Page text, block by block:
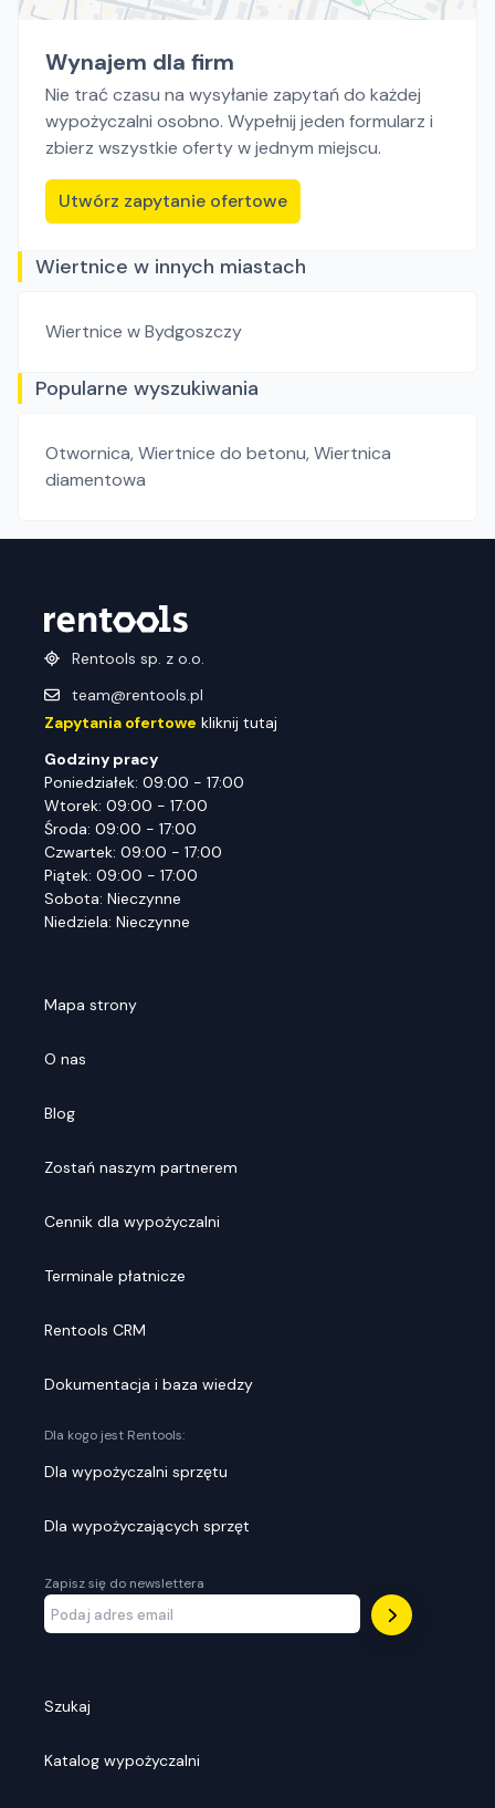
Wynajem dla firm
Nie trać czasu na wysyłanie zapytań do każdej
wypożyczalni osobno. Wypełnij jeden formularz i
zbierz wszystkie oferty w jednym miejscu.
Utwórz zapytanie ofertowe
Wiertnice w innych miastach
Wiertnice w Bydgoszczy
Popularne wyszukiwania
Otwornica,Wiertnice do betonu,Wiertnica
diamentowa
Rentools sp. z o.o.
team@rentools.pl
Zapytania ofertowe kliknij tutaj
Godziny pracy
Poniedziałek: 09:00 - 17:00
Wtorek: 09:00 - 17:00
Środa: 09:00 - 17:00
Czwartek: 09:00 - 17:00
Piątek: 09:00 - 17:00
Sobota: Nieczynne
Niedziela: Nieczynne
Mapa strony
O nas
Blog
Zostań naszym partnerem
Cennik dla wypożyczalni
Terminale płatnicze
Rentools CRM
Dokumentacja i baza wiedzy
Dla kogo jest Rentools:
Dla wypożyczalni sprzętu
Dla wypożyczających sprzęt
Zapisz się do newslettera
Szukaj
Katalog wypożyczalni